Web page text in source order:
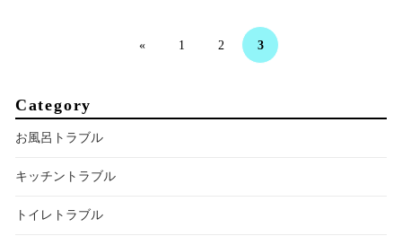
« 1 2 3
Category
お風呂トラブル
キッチントラブル
トイレトラブル